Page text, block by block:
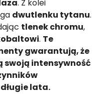
. Z kolei
dwutlenku tytanu.
tlenek chromu,
. Te
gwarantują, że
swoją intensywność
lata.